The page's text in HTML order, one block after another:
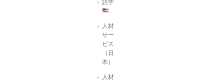
語学
人材
サー
ビス
（日
本）
人材